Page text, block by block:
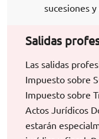
sucesiones
Salidas
Las salidas
Impuesto sobre
Impuesto sobre
Actos Jurídicos
estarán